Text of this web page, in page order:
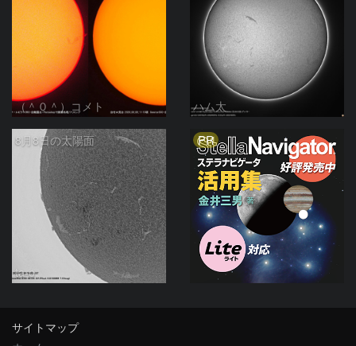
（＾０＾）コメト ハム太
8月8日の太陽面
ta-o
PR
サイトマップ